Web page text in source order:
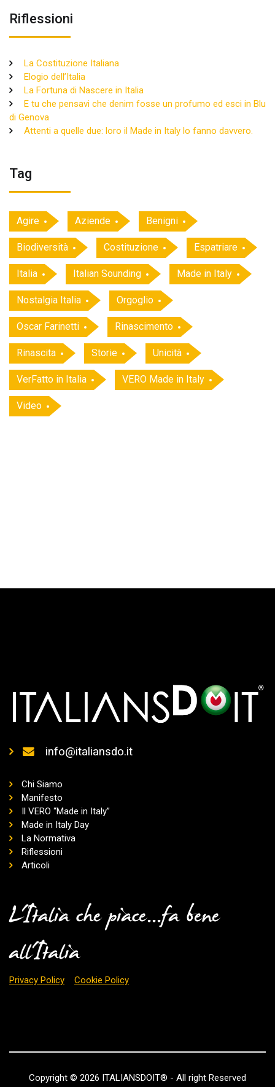
Riflessioni
La Costituzione Italiana
Elogio dell’Italia
La Fortuna di Nascere in Italia
E tu che pensavi che denim fosse un profumo ed esci in Blu
di Genova
Attenti a quelle due: loro il Made in Italy lo fanno davvero.
Tag
Agire Aziende Benigni
Biodiversità Costituzione Espatriare
Italia Italian Sounding Made in Italy
Nostalgia Italia Orgoglio
Oscar Farinetti Rinascimento
Rinascita Storie Unicità
VerFatto in Italia VERO Made in Italy
Video
info@italiansdo.it
Chi Siamo
Manifesto
Il VERO “Made in Italy”
Made in Italy Day
La Normativa
Riflessioni
Articoli
L'Italia che piace...fa bene
all'Italia
Privacy Policy Cookie Policy
Copyright © 2026 ITALIANSDOIT® - All right Reserved